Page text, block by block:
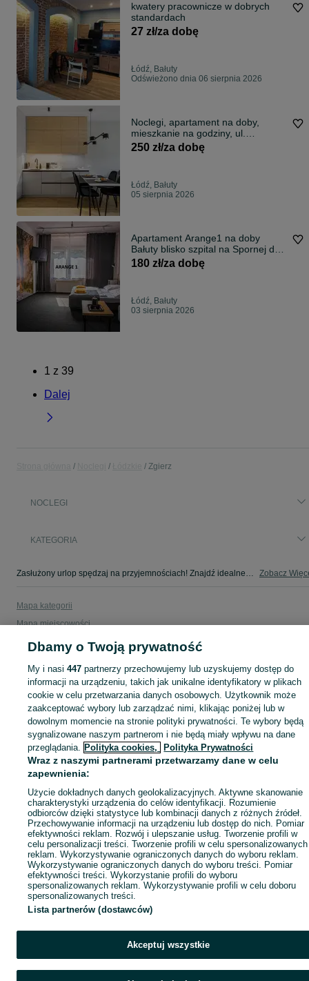
kwatery pracownicze w dobrych
standardach
27 zł/za dobę
Łódź, Bałuty
Odświeżono dnia 06 sierpnia 2026
Noclegi, apartament na doby,
mieszkanie na godziny, ul.
Pogonowskiego
250 zł/za dobę
Łódź, Bałuty
05 sierpnia 2026
Apartament Arange1 na doby
Bałuty blisko szpital na Spornej do
3 os.
180 zł/za dobę
Łódź, Bałuty
03 sierpnia 2026
1 z 39
Dalej
Zgierz
NOCLEGI
KATEGORIA
Zasłużony urlop spędzaj na przyjemnościach! Znajdź idealne miejsce na wypoczynek w kategorii Noclegi na OLX - Zgierz i okolice! Zobacz
Mapa kategorii
Mapa miejscowości
Mapa ministron
Dbamy o Twoją prywatność
My i nasi447 partnerzy przechowujemy lub uzyskujemy dostęp do
informacji na urządzeniu, takich jak unikalne identyfikatory w plikach
cookie w celu przetwarzania danych osobowych. Użytkownik może
zaakceptować wybory lub zarządzać nimi, klikając poniżej lub w
dowolnym momencie na stronie polityki prywatności. Te wybory będą
sygnalizowane naszym partnerom i nie będą miały wpływu na dane
przeglądania. Polityka cookies, Polityka Prywatności
Wraz z naszymi partnerami przetwarzamy dane w celu
zapewnienia:
Użycie dokładnych danych geolokalizacyjnych. Aktywne skanowanie
charakterystyki urządzenia do celów identyfikacji. Rozumienie
odbiorców dzięki statystyce lub kombinacji danych z różnych źródeł.
Przechowywanie informacji na urządzeniu lub dostęp do nich. Pomiar
efektywności reklam. Rozwój i ulepszanie usług. Tworzenie profili w
celu personalizacji treści. Tworzenie profili w celu spersonalizowanych
reklam. Wykorzystywanie ograniczonych danych do wyboru reklam.
Wykorzystywanie ograniczonych danych do wyboru treści. Pomiar
efektywności treści. Wykorzystanie profili do wyboru
spersonalizowanych reklam. Wykorzystywanie profili w celu doboru
spersonalizowanych treści.
Lista partnerów (dostawców)
Akceptuj wszystkie